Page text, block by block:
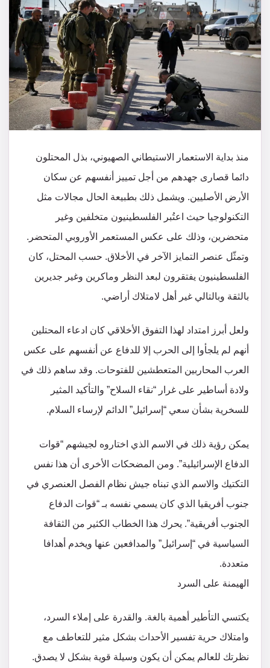
منذ بداية الاستعمار الاستيطاني الصهيوني، بذل المحتلون
دائما قصارى جهدهم من أجل تمييز أنفسهم عن سكان
الأرض الأصليين. ويشمل ذلك بطبيعة الحال مجالات مثل
التكنولوجيا حيث اعتُبر الفلسطينيون متخلفين وغير
متحضرين، وذلك على عكس المستعمر الأوروبي المتحضر.
وتمثّل عنصر التمايز الآخر في الأخلاق. حسب المحتل، كان
الفلسطينيون يفتقرون لبعد النظر وماكرين وغير جديرين
بالثقة وبالتالي غير أهل لامتلاك أراضي.
ولعل أبرز امتداد لهذا التفوق الأخلاقي كان ادعاء المحتلين
أنهم لم يلجأوا إلى الحرب إلا للدفاع عن أنفسهم على عكس
العرب المحاربين المتعطشين للفتوحات. وقد ساهم ذلك في
ولادة أساطير على غرار “نقاء السلاح” والتأكيد المثير
للسخرية بشأن سعي “إسرائيل” الدائم لإرساء السلام.
يمكن رؤية ذلك في الاسم الذي اختاروه لجيشهم “قوات
الدفاع الإسرائيلية”. ومن المضحكات الأخرى أن هذا نفس
التكتيك والاسم الذي تبناه جيش نظام الفصل العنصري في
جنوب أفريقيا الذي كان يسمي نفسه بـ “قوات الدفاع
الجنوب أفريقية”. يحرك هذا الخطاب الكثير من الثقافة
السياسية في “إسرائيل” والمدافعين عنها ويخدم أهدافا
متعددة.
الهيمنة على السرد
يكتسي التأطير أهمية بالغة. والقدرة على إملاء السرد،
وامتلاك حرية تفسير الأحداث بشكل مثير للتعاطف مع
نظرتك للعالم يمكن أن يكون وسيلة قوية بشكل لا يصدق.